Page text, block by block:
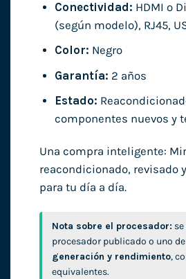
Conectividad: HDMI o
(según modelo), RJ45,
Color: Negro
Garantía: 2 años
Estado:
componentes nuevos y
Una compra inteligente:
reacondicionado, revisado
para tu día a día.
Nota sobre el procesador:
procesador publicado o uno
generación y rendimiento,
equivalentes.